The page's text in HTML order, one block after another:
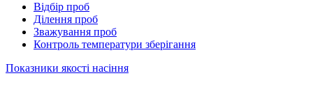
Відбір проб
Ділення проб
Зважування проб
Контроль температури зберігання
Показники якості насіння